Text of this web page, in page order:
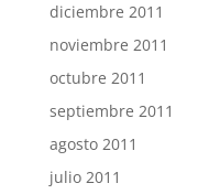
diciembre 2011
noviembre 2011
octubre 2011
septiembre 2011
agosto 2011
julio 2011